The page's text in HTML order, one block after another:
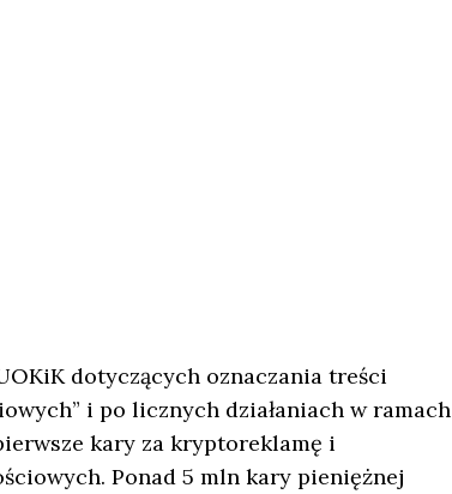
dotyczących oznaczania treści
i po licznych działaniach w ramach
kary za kryptoreklamę i
Ponad 5 mln kary pieniężnej